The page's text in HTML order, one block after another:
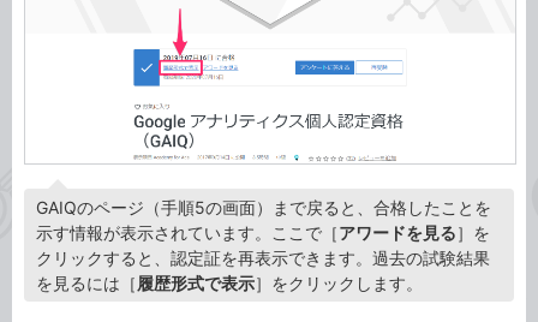
GAIQのページ（手順5の画面）まで戻ると、合格したことを
示す情報が表示されています。ここで［アワードを見る］を
クリックすると、認定証を再表示できます。過去の試験結果
を見るには［履歴形式で表示］をクリックします。